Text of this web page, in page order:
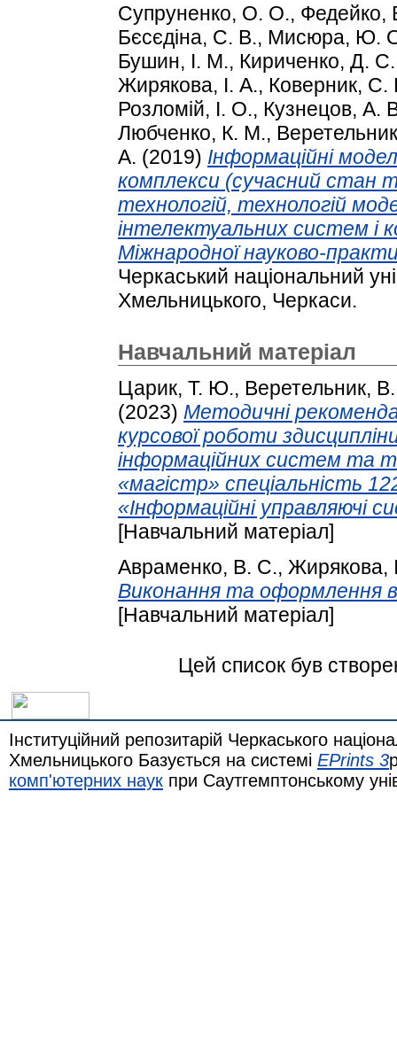
Супруненко, О. О., Федейко,
Бєсєдіна, С. В., Мисюра, Ю.
Бушин, І. М., Кириченко, Д. С.
Жирякова, І. А., Коверник, С.
Розломій, І. О., Кузнецов, А.
Любченко, К. М.,
А. (2019) Інформаційні
комплекси (сучасний стан
технологій, технологій
інтелектуальних систем і
Міжнародної науково-
Черкаський національний
Хмельницького, Черкаси.
Навчальний матеріал
Царик, Т. Ю., Веретельник,
(2023) Методичні
курсової роботи
інформаційних систем та
«магістр» спеціальність
«Інформаційні управляючі
[Навчальний матеріал]
Авраменко, В. С., Жирякова,
Виконання та оформлення
[Навчальний матеріал]
Цей список був
Інституційний репозитарій Черкаського
Хмельницького Базується на системі EPrints 3
комп'ютерних наук при Саутгемптонському